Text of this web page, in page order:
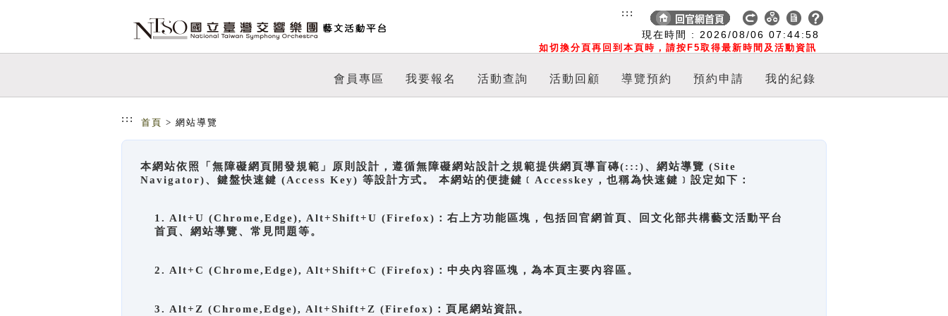
現在時間 : 2026/08/06 07:44:58
如切換分頁再回到本頁時，請按F5取得最新時間及活動資訊
:::
會員專區 我要報名 活動查詢 活動回顧 導覽預約 預約申請 我的紀錄
::: 首頁 > 網站導覽
本網站依照「無障礙網頁開發規範」原則設計，遵循無障礙網站設計之規範提供網頁導盲磚(:::)、網站導覽 (Site
Navigator)、鍵盤快速鍵 (Access Key) 等設計方式。 本網站的便捷鍵﹝Accesskey，也稱為快速鍵﹞設定如下：
1. Alt+U (Chrome,Edge), Alt+Shift+U (Firefox)：右上方功能區塊，包括回官網首頁、回文化部共構藝文活動平台
首頁、網站導覽、常見問題等。
2. Alt+C (Chrome,Edge), Alt+Shift+C (Firefox)：中央內容區塊，為本頁主要內容區。
3. Alt+Z (Chrome,Edge), Alt+Shift+Z (Firefox)：頁尾網站資訊。